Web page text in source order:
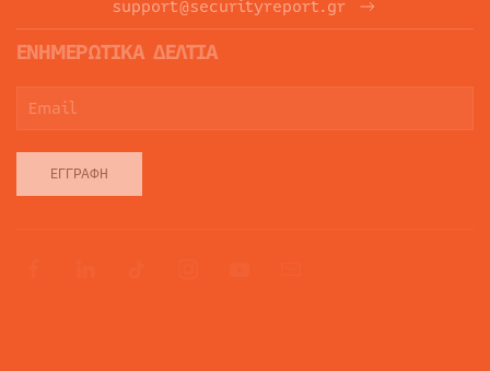
support@securityreport.gr
ΕΝΗΜΕΡΩΤΙΚΑ ΔΕΛΤΙΑ
ΕΓΓΡΑΦΉ